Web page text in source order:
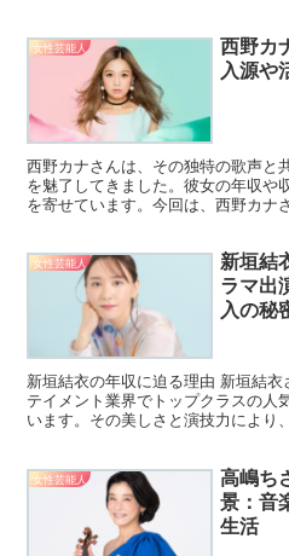
女性芸能人
西野カ
入源や
西野カナさんは、その独特の歌声と
を魅了してきました。彼女の年収や
を寄せています。今回は、西野カナ
女性芸能人
新垣結
ラマ出
入の秘
新垣結衣の年収に迫る理由 新垣結
テイメント業界でトップクラスの人
います。その美しさと演技力により
女性芸能人
高嶋ち
景：音
生活